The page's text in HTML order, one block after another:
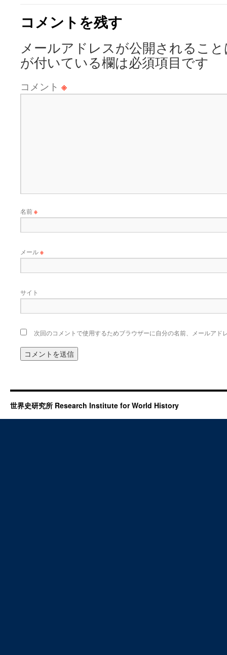
コメントを残す
メールアドレスが公開されるこ
が付いている欄は必須項目です
コメント ※
名前※
メール※
サイト
次回のコメントで使用するためブラウザーに自分の名前、メールアド
世界史研究所 Research Institute for World History